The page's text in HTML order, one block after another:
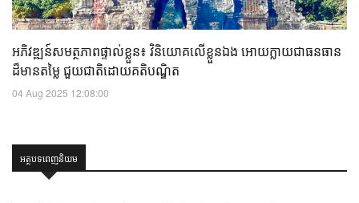
អភិវឌ្ឍន៍សមត្ថភាពផ្ទាល់ខ្លួន៖ វិនិយោគលើខ្លួនឯង អោយក្លាយជាធនធាន
ដ៏មានតម្លៃ ជួយជាតិដោយគតិបណ្ឌិត
04 Aug 2025 12:08:00
អត្ថបទពេញនិយម